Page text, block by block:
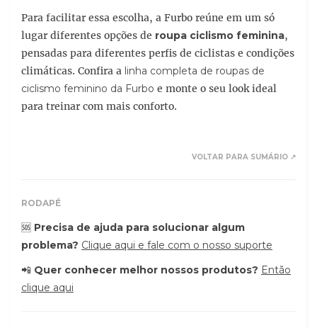
Para facilitar essa escolha, a Furbo reúne em um só
lugar diferentes opções de roupa ciclismo feminina,
pensadas para diferentes perfis de ciclistas e condições
climáticas. Confira a linha completa de roupas de
ciclismo feminino da Furbo e monte o seu look ideal
para treinar com mais conforto.
VOLTAR PARA SUMÁRIO ↗
RODAPÉ
🆘 Precisa de ajuda para solucionar algum
problema? Clique aqui e fale com o nosso suporte
📲 Quer conhecer melhor nossos produtos? Então
clique aqui